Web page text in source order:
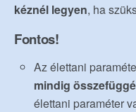
kéznél legyen, ha
Fontos!
Az élettani
mindig
élettani paraméter